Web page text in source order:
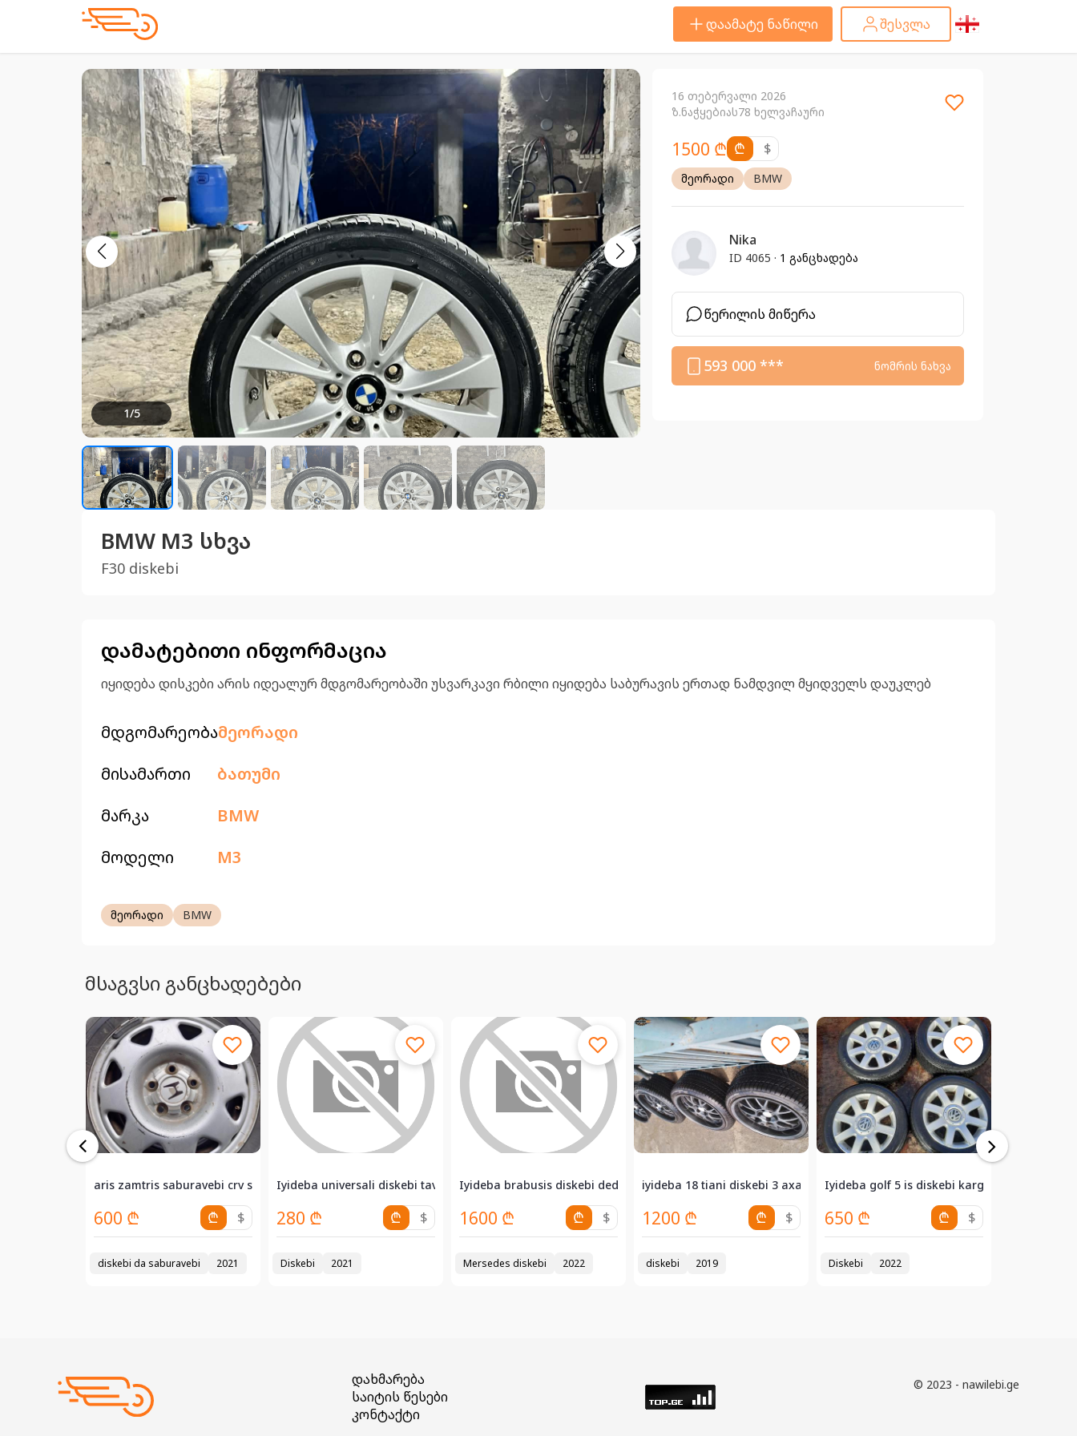
დაამატე ნაწილი შესვლა
1/5
16 თებერვალი 2026
ზ.ნაჭყებიას78 ხელვაჩაური
1500 ₾ ₾ $
მეორადი BMW
Nika
ID 4065 · 1 განცხადება
წერილის მიწერა
593 000 *** ნომრის ნახვა
BMW M3 სხვა
F30 diskebi
დამატებითი ინფორმაცია
იყიდება დისკები არის იდეალურ მდგომარეობაში უსვარკავი რბილი იყიდება საბურავის ერთად ნამდვილ მყიდველს დაუკლებ
მდგომარეობამეორადი
მისამართი
ბათუმი
მარკა
BMW
მოდელი
M3
მეორადი BMW
მსაგვსი განცხადებები
aris zamtris saburavebi crv s diskebze awyob...
600 ₾ ₾ $
diskebi da saburavebi 2021
Iyideba universali diskebi tavis saburavebit...
280 ₾ ₾ $
Diskebi 2021
Iyideba brabusis diskebi dedal mamlebi erti a...
1600 ₾ ₾ $
Mersedes diskebi 2022
iyideba 18 tiani diskebi 3 axali pakreshkit z...
1200 ₾ ₾ $
diskebi 2019
Iyideba golf 5 is diskebi kargi saburavebit...
650 ₾ ₾ $
Diskebi 2022
დახმარება
საიტის წესები
კონტაქტი
© 2023 - nawilebi.ge